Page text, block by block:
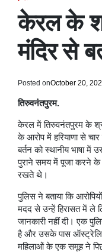
IN
केरल के
मंदिर से
Posted onOctober 20,
तिरुवनंतपुरम.
केरल में तिरुवनंतपुरम के
के आरोप में हरियाणा से चार
बर्तन को स्थानीय भाषा में
पुराने समय में पूजा करने के
रखते थे।
पुलिस ने बताया कि
मदद से उन्हें हिरासत में ले
जानकारी नहीं दी। एक
है और उसके पास
महिलाओं के एक समूह ने